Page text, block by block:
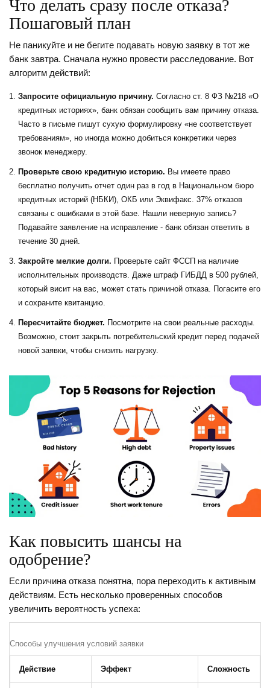
Что делать сразу после отказа?
Пошаговый план
Не паникуйте и не бегите подавать новую заявку в тот же
банк завтра. Сначала нужно провести расследование. Вот
алгоритм действий:
Запросите официальную причину. Согласно ст. 8 ФЗ №218 «О
кредитных историях», банк обязан сообщить вам причину отказа.
Часто в письме пишут сухую формулировку «не соответствует
требованиям», но иногда можно добиться конкретики через
звонок менеджеру.
Проверьте свою кредитную историю. Вы имеете право
бесплатно получить отчет один раз в год в Национальном бюро
кредитных историй (НБКИ), ОКБ или Эквифакс. 37% отказов
связаны с ошибками в этой базе. Нашли неверную запись?
Подавайте заявление на исправление - банк обязан ответить в
течение 30 дней.
Закройте мелкие долги. Проверьте сайт ФССП на наличие
исполнительных производств. Даже штраф ГИБДД в 500 рублей,
который висит на вас, может стать причиной отказа. Погасите его
и сохраните квитанцию.
Пересчитайте бюджет. Посмотрите на свои реальные расходы.
Возможно, стоит закрыть потребительский кредит перед подачей
новой заявки, чтобы снизить нагрузку.
Как повысить шансы на
одобрение?
Если причина отказа понятна, пора переходить к активным
действиям. Есть несколько проверенных способов
увеличить вероятность успеха:
Способы улучшения условий заявки
Действие Эффект Сложность